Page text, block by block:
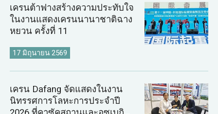
เครนต้าฟางสร้างความประทับใจ
ในงานแสดงเครนนานาชาติฉาง
หยวน ครั้งที่ 11
17 มิถุนายน 2569
เครน Dafang จัดแสดงในงาน
นิทรรศการโลหะการประจำปี